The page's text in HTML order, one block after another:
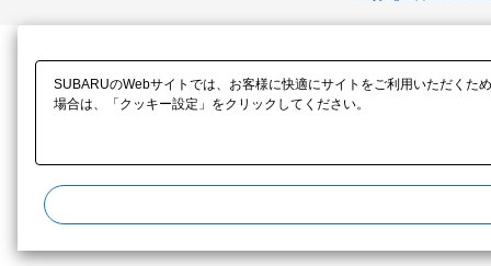
SUBARUのWebサイトでは、お客様に快適にサイトをご利用いただく
場合は、「クッキー設定」をクリックしてください。​